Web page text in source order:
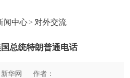
闻中心 > 对外交流
总统特朗普通电话
华网 作者：